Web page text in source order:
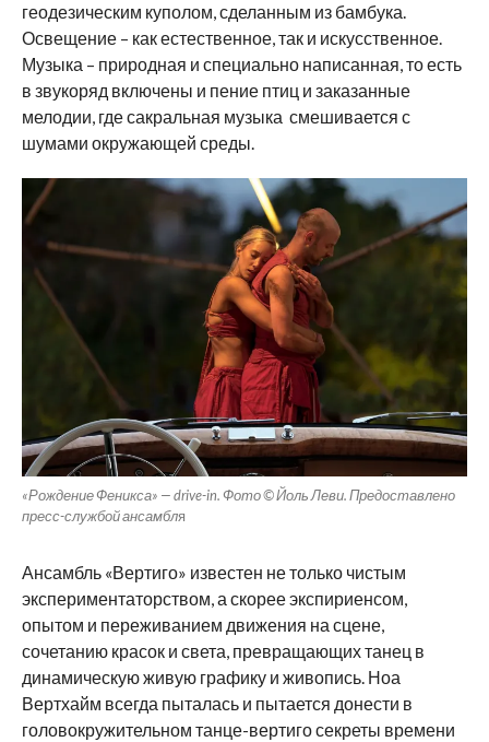
геодезическим куполом, сделанным из бамбука.
Освещение – как естественное, так и искусственное.
Музыка – природная и специально написанная, то есть
в звукоряд включены и пение птиц и заказанные
мелодии, где сакральная музыка смешивается с
шумами окружающей среды.
«Рождение Феникса» — drive-in. Фото © Йоль Леви. Предоставлено
пресс-службой ансамбля
Ансамбль «Вертиго» известен не только чистым
экспериментаторством, а скорее экспириенсом,
опытом и переживанием движения на сцене,
сочетанию красок и света, превращающих танец в
динамическую живую графику и живопись. Ноа
Вертхайм всегда пыталась и пытается донести в
головокружительном танце-вертиго секреты времени